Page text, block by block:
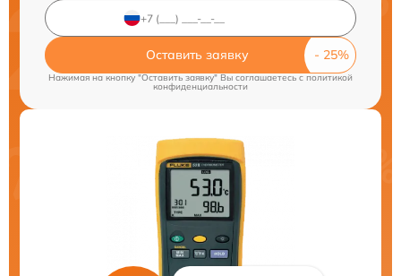
Оставить заявку
Нажимая на кнопку "Оставить заявку" Вы соглашаетесь cполитикой
конфиденциальности